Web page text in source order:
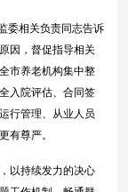
委相关负责同志告诉
因，督促指导相关
市养老机构集中整
入院评估、合同签
行管理、从业人员
有尊严。
以持续发力的决心